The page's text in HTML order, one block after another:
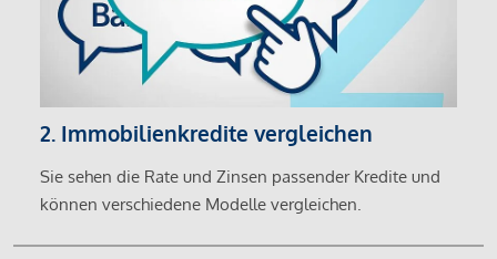
2. Immobilienkredite vergleichen
Sie sehen die Rate und Zinsen passender Kredite und
können verschiedene Modelle vergleichen.